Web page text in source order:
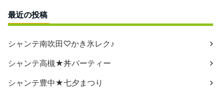
最近の投稿
シャンテ南吹田♡かき氷レク♪
シャンテ高槻★丼パーティー
シャンテ豊中★七夕まつり